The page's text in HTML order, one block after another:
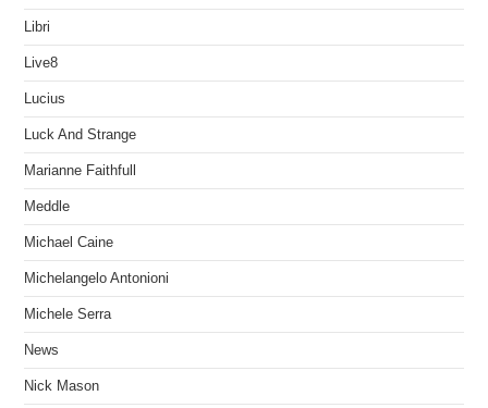
Libri
Live8
Lucius
Luck And Strange
Marianne Faithfull
Meddle
Michael Caine
Michelangelo Antonioni
Michele Serra
News
Nick Mason